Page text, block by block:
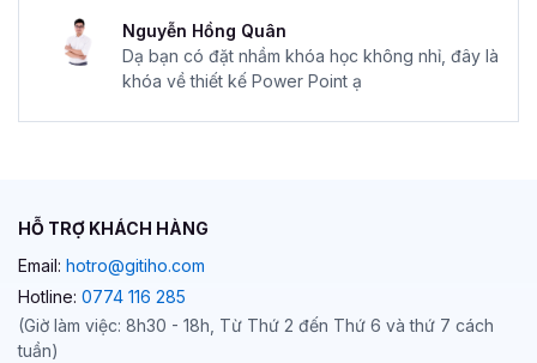
Nguyễn Hồng Quân
Dạ bạn có đặt nhầm khóa học không nhỉ, đây là
khóa về thiết kế Power Point ạ
HỖ TRỢ KHÁCH HÀNG
Email: hotro@gitiho.com
Hotline: 0774 116 285
(Giờ làm việc: 8h30 - 18h, Từ Thứ 2 đến Thứ 6 và thứ 7 cách
tuần)